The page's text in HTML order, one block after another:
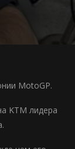
MotoGP.
KTM лидера